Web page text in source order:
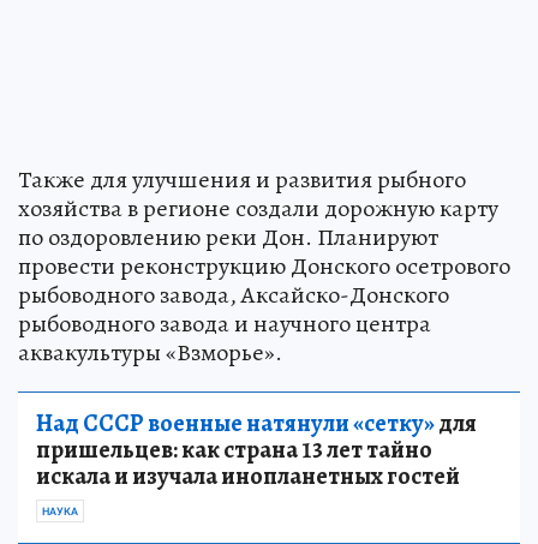
Также для улучшения и развития рыбного
хозяйства в регионе создали дорожную карту
по оздоровлению реки Дон. Планируют
провести реконструкцию Донского осетрового
рыбоводного завода, Аксайско-Донского
рыбоводного завода и научного центра
аквакультуры «Взморье».
Над СССР военные натянули «сетку»для
пришельцев: как страна 13 лет тайно
искала и изучала инопланетных гостей
НАУКА